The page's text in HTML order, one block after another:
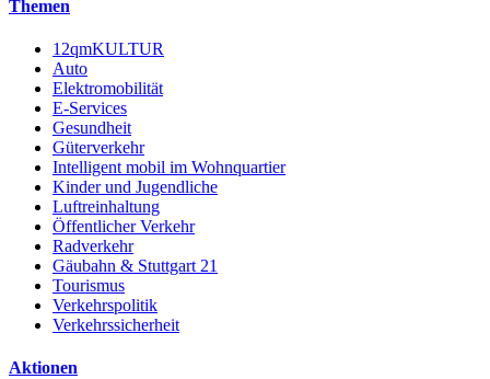
Themen
12qmKULTUR
Auto
Elektromobilität
E-Services
Gesundheit
Güterverkehr
Intelligent mobil im Wohnquartier
Kinder und Jugendliche
Luftreinhaltung
Öffentlicher Verkehr
Radverkehr
Gäubahn & Stuttgart 21
Tourismus
Verkehrspolitik
Verkehrssicherheit
Aktionen